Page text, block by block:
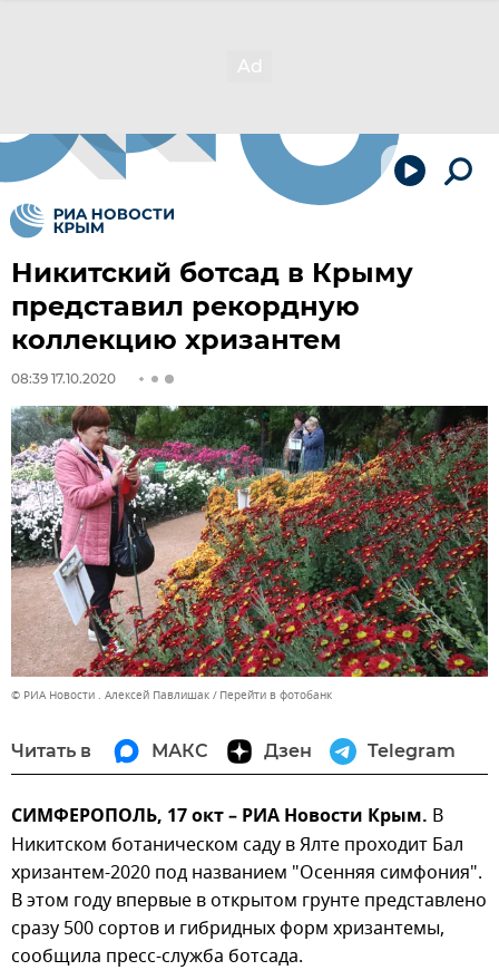
Никитский ботсад в Крыму
представил рекордную
коллекцию хризантем
08:39 17.10.2020
© РИА Новости . Алексей Павлишак Перейти в фотобанк
Читать в МАКС Дзен Telegram
СИМФЕРОПОЛЬ, 17 окт – РИА Новости Крым. В
Никитском ботаническом саду в Ялте проходит Бал
хризантем-2020 под названием "Осенняя симфония".
В этом году впервые в открытом грунте представлено
сразу 500 сортов и гибридных форм хризантемы,
сообщила пресс-служба ботсада.